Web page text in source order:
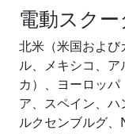
電動スク
北米（米国およ
ル、メキシコ、ア
カ）、ヨーロッ
ア、スペイン、
ルクセンブルグ